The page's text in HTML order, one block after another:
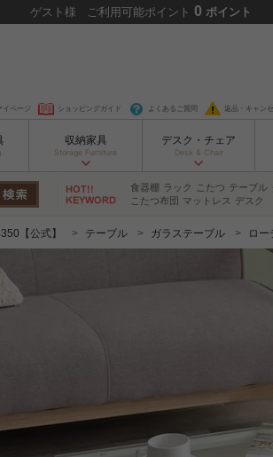
ゲスト 様 ご利用可能ポイント 0 ポイント
イページ ショッピングガイド よくあるご質問 返品・キャン
収納家具
Storage Furniture
デスク・チェア
Desk & Chair
食器棚 ラック こたつ テーブル
こたつ布団 マットレス デスク
【公式】 テーブル ガラステーブル ロー